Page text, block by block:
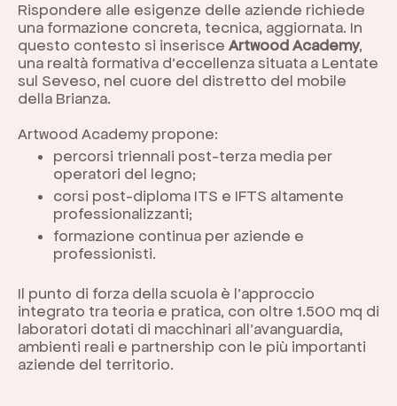
Rispondere alle esigenze delle aziende richiede
una formazione concreta, tecnica, aggiornata. In
questo contesto si inserisce Artwood Academy,
una realtà formativa d’eccellenza situata a Lentate
sul Seveso, nel cuore del distretto del mobile
della Brianza.
Artwood Academy propone:
percorsi triennali post-terza media per
operatori del legno;
corsi post-diploma ITS e IFTS altamente
professionalizzanti;
formazione continua per aziende e
professionisti.
Il punto di forza della scuola è l’approccio
integrato tra teoria e pratica, con oltre 1.500 mq di
laboratori dotati di macchinari all’avanguardia,
ambienti reali e partnership con le più importanti
aziende del territorio.